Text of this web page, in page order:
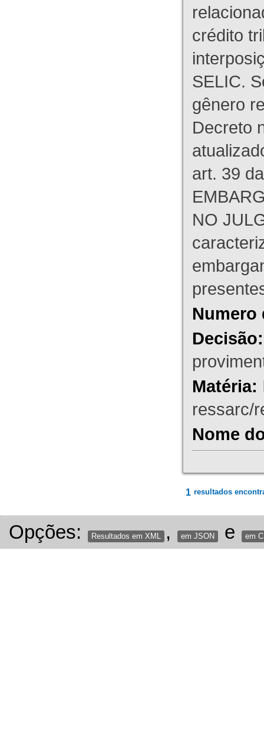
crédito
SELIC.
gênero
Decreto
art. 39
NO
Numero
Decisão:
Matéria:
ressarc/
Nome
1 resultados
Opções: Resultados em XML , em JSON e em